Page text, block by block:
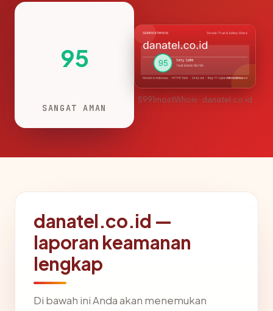
95
SANGAT AMAN
S991mostWhois · danatel.co.id
danatel.co.id —
laporan keamanan
lengkap
Di bawah ini Anda akan menemukan